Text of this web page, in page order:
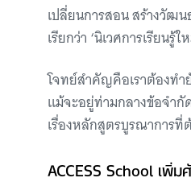
เปลี่ยนการสอน สร้างวัฒน
เรียกว่า ‘นิเวศการเรียนรู้ใ
โจทย์สำคัญคือเราต้องทำ
แม้จะอยู่ท่ามกลางข้อจำกั
เรื่องหลักสูตรบูรณาการที่
ACCESS School เพิ่ม